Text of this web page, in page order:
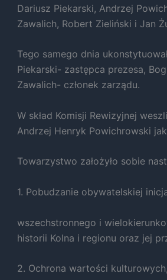
Dariusz Piekarski, Andrzej
Zawalich, Robert Zieliński i Jan
Tego samego dnia
Piekarski- zastępca prezesa,
Zawalich- członek zarządu.
W skład Komisji Rewizyjnej
Andrzej Henryk Powichrowski
Towarzystwo założyło sobie
1. Pobudzanie obywatelskiej
wszechstronnego i
historii Kolna i regionu oraz jej
2. Ochrona wartości
nie są
one
i